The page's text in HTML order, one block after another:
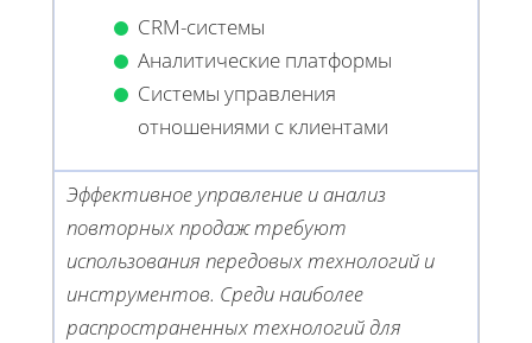
CRM-системы
Аналитические платформы
Системы управления
отношениями с клиентами
Эффективное управление и анализ
повторных продаж требуют
использования передовых технологий и
инструментов. Среди наиболее
распространенных технологий для